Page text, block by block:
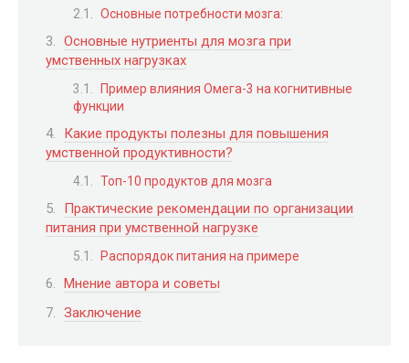
Основные потребности мозга:
Основные нутриенты для мозга при
умственных нагрузках
Пример влияния Омега-3 на когнитивные
функции
Какие продукты полезны для повышения
умственной продуктивности?
Топ-10 продуктов для мозга
Практические рекомендации по организации
питания при умственной нагрузке
Распорядок питания на примере
Мнение автора и советы
Заключение